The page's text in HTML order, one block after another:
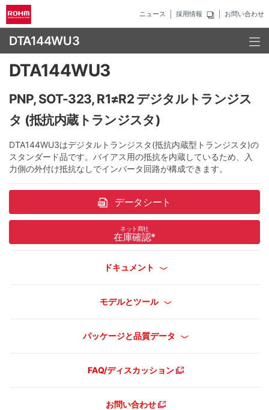
ニュース 採用情報 お問い合わせ
DTA144WU3
DTA144WU3
PNP, SOT-323, R1≠R2 デジタルトランジス
タ (抵抗内蔵トランジスタ)
DTA144WU3はデジタルトランジスタ(抵抗内蔵型トランジスタ)の
スタンダード品です。バイアス用の抵抗を内蔵しているため、入
力側の外付け抵抗なしでインバータ回路が構成できます。
データシート
ネット商社
在庫確認*
ドキュメント
モデルとツール
パッケージと品質データ
FAQ/ディスカッション
お問い合わせ